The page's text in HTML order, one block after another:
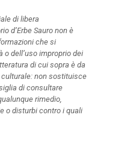
di libera
d’Erbe Sauro non è
che si
o dell’uso improprio dei
di cui sopra è da
non sostituisce
di consultare
rimedio,
o disturbi contro i quali